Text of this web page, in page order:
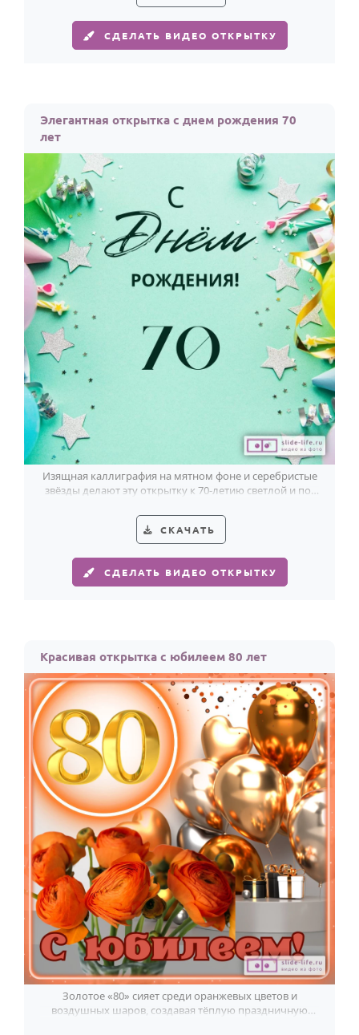
СДЕЛАТЬ ВИДЕО ОТКРЫТКУ
Элегантная открытка с днем рождения 70
лет
Изящная каллиграфия на мятном фоне и серебристые
звёзды делают эту открытку к 70-летию светлой и по-
СКАЧАТЬ
СДЕЛАТЬ ВИДЕО ОТКРЫТКУ
Красивая открытка с юбилеем 80 лет
Золотое «80» сияет среди оранжевых цветов и
воздушных шаров, создавая тёплую праздничную